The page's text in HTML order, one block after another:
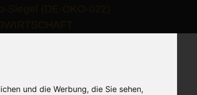
und die Werbung, die Sie sehen,